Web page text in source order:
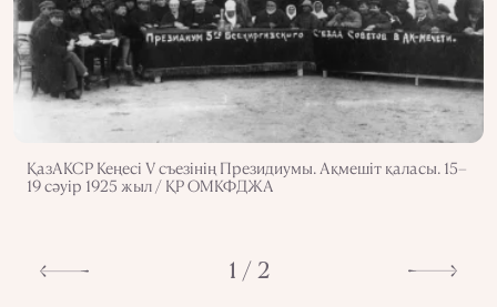
ҚазАКСР Кеңесі V съезінің Президиумы. Ақмешіт қаласы. 15–
19 сәуір 1925 жыл / ҚР ОМКФДЖА
1 / 2